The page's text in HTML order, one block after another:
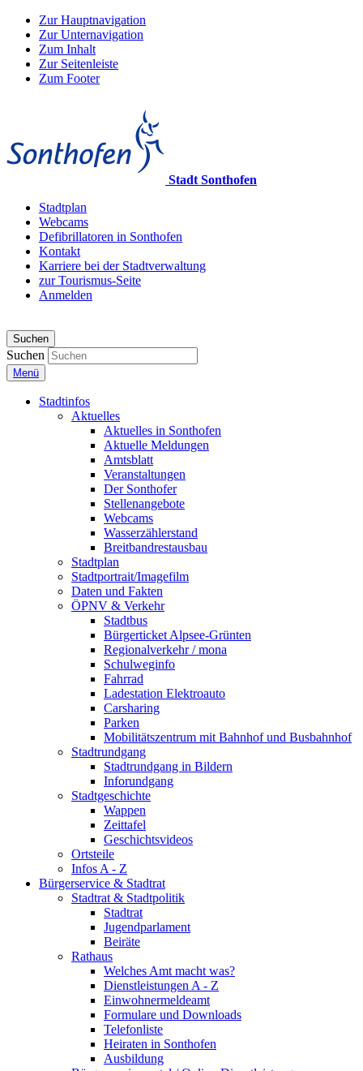
Zur Hauptnavigation
Zur Unternavigation
Zum Inhalt
Zur Seitenleiste
Zum Footer
Stadt Sonthofen
Stadtplan
Webcams
Defibrillatoren in Sonthofen
Kontakt
Karriere bei der Stadtverwaltung
zur Tourismus-Seite
Anmelden
Suchen
Suchen
Menü
Stadtinfos
Aktuelles
Aktuelles in Sonthofen
Aktuelle Meldungen
Amtsblatt
Veranstaltungen
Der Sonthofer
Stellenangebote
Webcams
Wasserzählerstand
Breitbandrestausbau
Stadtplan
Stadtportrait/Imagefilm
Daten und Fakten
ÖPNV & Verkehr
Stadtbus
Bürgerticket Alpsee-Grünten
Regionalverkehr / mona
Schulweginfo
Fahrrad
Ladestation Elektroauto
Carsharing
Parken
Mobilitätszentrum mit Bahnhof und Busbahnhof
Stadtrundgang
Stadtrundgang in Bildern
Inforundgang
Stadtgeschichte
Wappen
Zeittafel
Geschichtsvideos
Ortsteile
Infos A - Z
Bürgerservice & Stadtrat
Stadtrat & Stadtpolitik
Stadtrat
Jugendparlament
Beiräte
Rathaus
Welches Amt macht was?
Dienstleistungen A - Z
Einwohnermeldeamt
Formulare und Downloads
Telefonliste
Heiraten in Sonthofen
Ausbildung